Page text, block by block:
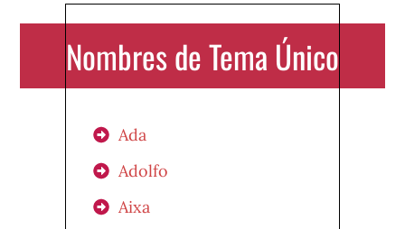
Nombres de Tema Único
Ada
Adolfo
Aixa